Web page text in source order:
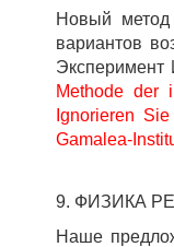
Новый метод
вариантов
Эксперимент
Methode der
Ignorieren
Gamalea-
9. ФИЗИКА
Наше